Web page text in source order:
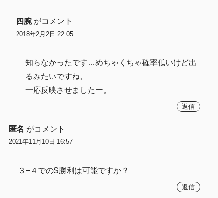
四腕 がコメント
2018年2月2日 22:05
知らなかったです…めちゃくちゃ確率低いけど出
るみたいですね。
一応反映させましたー。
返信
匿名 がコメント
2021年11月10日 16:57
３−４でのS勝利は可能ですか？
返信